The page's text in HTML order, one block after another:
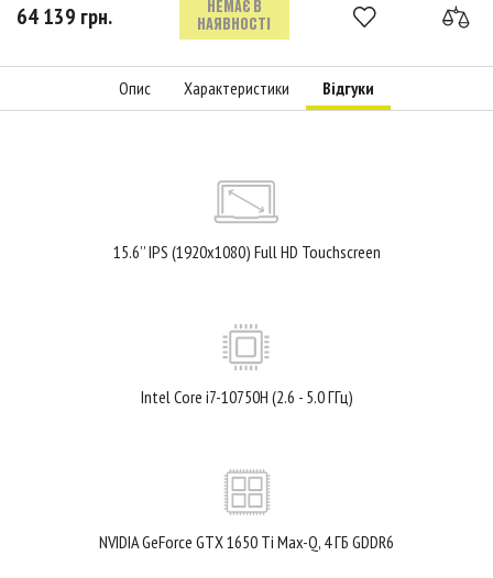
64 139 грн.
НЕМАЄ В
НАЯВНОСТІ
Опис Характеристики Відгуки
15.6’’ IPS (1920x1080) Full HD Touchscreen
Intel Core i7-10750H (2.6 - 5.0 ГГц)
NVIDIA GeForce GTX 1650 Ti Max-Q, 4 ГБ GDDR6